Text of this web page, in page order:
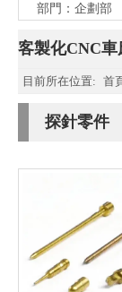
部門：企劃部
客製化CNC
目前所在位置: 首
探針零件